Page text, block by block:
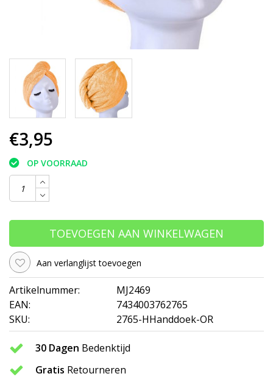
€3,95
OP VOORRAAD
TOEVOEGEN AAN WINKELWAGEN
Aan verlanglijst toevoegen
Artikelnummer:
MJ2469
EAN:
7434003762765
SKU:
2765-HHanddoek-OR
30 Dagen Bedenktijd
Gratis Retourneren